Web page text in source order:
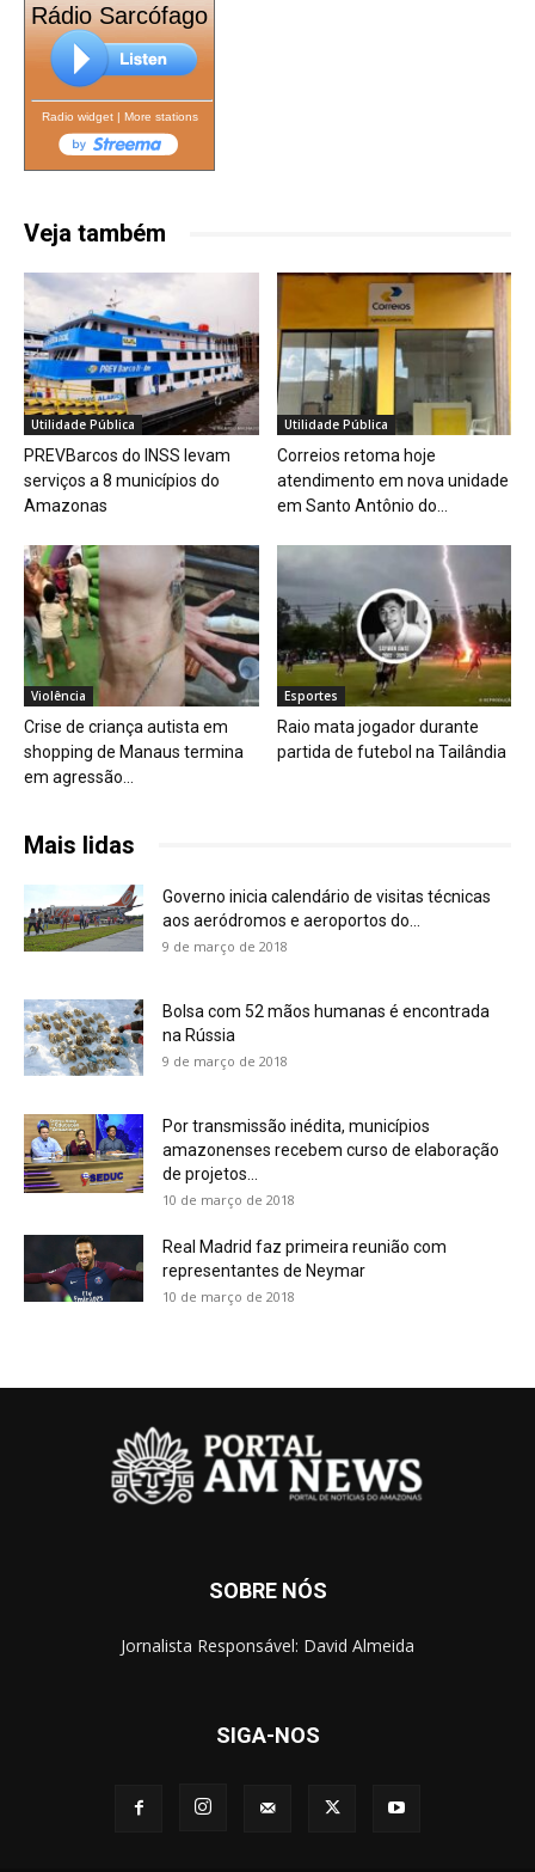
Rádio Sarcófago
Radio widget| More stations
Veja também
Utilidade Pública
PREVBarcos do INSS levam
serviços a 8 municípios do
Amazonas
Utilidade Pública
Correios retoma hoje
atendimento em nova unidade
em Santo Antônio do...
Violência
Crise de criança autista em
shopping de Manaus termina
em agressão...
Esportes
Raio mata jogador durante
partida de futebol na Tailândia
Mais lidas
Governo inicia calendário de visitas técnicas
aos aeródromos e aeroportos do...
9 de março de 2018
Bolsa com 52 mãos humanas é encontrada
na Rússia
9 de março de 2018
Por transmissão inédita, municípios
amazonenses recebem curso de elaboração
de projetos...
10 de março de 2018
Real Madrid faz primeira reunião com
representantes de Neymar
10 de março de 2018
SOBRE NÓS
Jornalista Responsável: David Almeida
SIGA-NOS